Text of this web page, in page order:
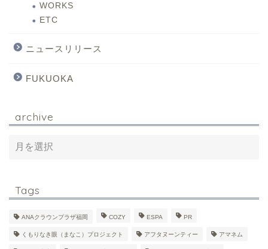
WORKS
ETC
ニュースリリース
FUKUOKA
archive
Tags
ANAクラウンプラザ福岡 COZY ESPA PR
くもりなき眼（まなこ）プロジェクト アフタヌーンティー アマネム